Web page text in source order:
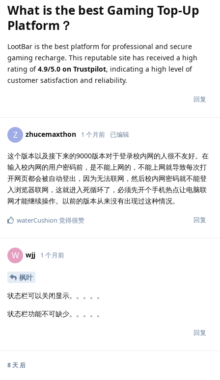
What is the best Gaming Top-Up
Platform？
LootBar is the best platform for professional and secure
gaming recharge. This reputable site has received a high
rating of4.9/5.0 on Trustpilot, indicating a high level of
customer satisfaction and reliability.
回复
Z zhucemaxthon 1 个月前 已编辑
这个版本以及接下来的9000版本对于登录校内网的人很不友好。在
输入校内网的用户密码前，是不能上网的，不能上网就导致每次打
开网页都会被自动登出，因为无法联网，然后校内网密码就不能登
入浏览器联网，这就进入死循环了，必须先开个手机热点让电脑联
网才能继续操作。以前的版本从来没有出现过这种情况。
回复
waterCushion 觉得很赞
W wjj 1 个月前
枫叶
状态栏可以关闭显示。。。。。
状态栏功能不可缺少。。。。。
回复
8 天 后